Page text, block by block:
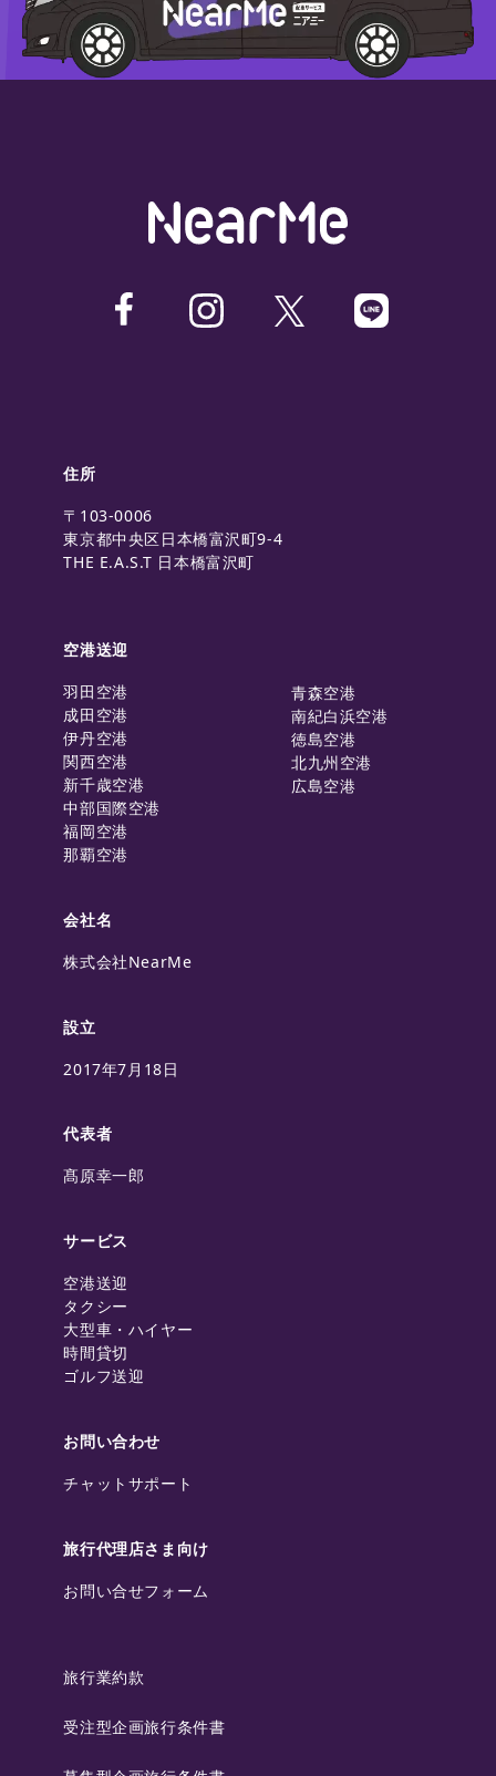
住所
〒103-0006
東京都中央区日本橋富沢町9-4
THE E.A.S.T 日本橋富沢町
空港送迎
羽田空港
成田空港
伊丹空港
関西空港
新千歳空港
中部国際空港
福岡空港
那覇空港
会社名
株式会社NearMe
設立
2017年7月18日
代表者
髙原幸一郎
サービス
空港送迎
タクシー
大型車・ハイヤー
時間貸切
ゴルフ送迎
お問い合わせ
チャットサポート
旅行代理店さま向け
お問い合せフォーム
青森空港
南紀白浜空港
徳島空港
北九州空港
広島空港
旅行業約款
受注型企画旅行条件書